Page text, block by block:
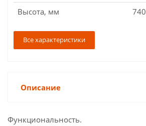
Высота, мм
740
Все характеристики
Описание
Функциональность.